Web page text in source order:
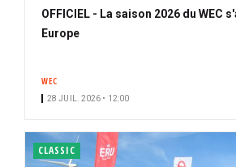
OFFICIEL - La saison 2026 du WEC
Europe
WEC
28 JUIL. 2026 • 12:00
CLASSIC